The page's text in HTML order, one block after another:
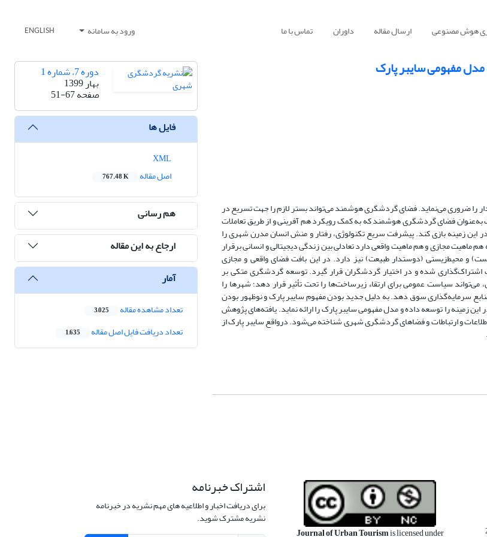
هوش مصنوعی ارسال مقاله داوران تماس با ما ورود به سامانه ENGLISH
مفهومی سایبر پارک
را ضروری می‌نماید. فضای گردشگری هوشمند می‌تواند بستر لازم را جهت تسریع در
به‌عنوان فضای گردشگری هوشمند که به کمک رویکرد هم آفرینی و از طریق تعاملات
زمینه بازی کند. پیشرفت سریع تکنولوژی، رفتار و منش انسان مدرن شهری را
مجازی و هم ماهیت واقعی دارد تعادلی بین زندگی دیجیتالی و انسانی برقرار
و محیط‌زیستی (دوست­دار طبیعت) نیز دارد. در این بافت فضای واقعی و مجازی
اشتراک‌گذاری شده و در اختیار گردشگران قرار گیرد. توسعه گردشگری متکی بر
سیاست عمومی برای ارتقاء زیرساخت‌ها را تحت تأثیر قرار دهد؛ شهرها را
سرمایه‌گذاری سوق دهد. به دلیل جدید بودن مفهوم سایبر پارک و نوظهور بودن
زمینه را توسعه داده و مدل مفهومی سایبر پارک را ارائه نماید. یافته‌های پژوهش
و ارتباطات و فضاهای گردشگری شهری شناخته می‌شود. درواقع سایبر پارک از
دوره 7، شماره 1
بهار 1399
صفحه51-67
فایل ها
اصل مقاله
767.48 K
هم رسانی
ارجاع به این مقاله
آمار
تعداد مشاهده مقاله 3,025
تعداد دریافت فایل اصل مقاله 1,635
Journal of Urban Tourismis licensed under
اشتراک خبرنامه
برای دریافت اخبار و اطلاعیه های مهم نشریه در خبرنامه
نشریه مشترک شوید.